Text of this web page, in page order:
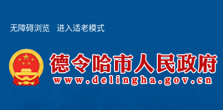
无障碍浏览 进入适老模式